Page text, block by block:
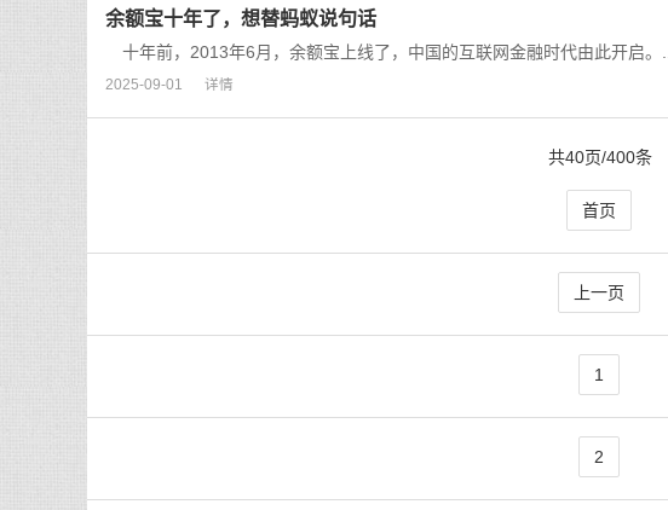
余额宝十年了，想替蚂蚁说句话
十年前，2013年6月，余额宝上线了，中国的互联网金融时代由此开启。...
2025-09-01 详情
共40页/400条
首页
上一页
1
2